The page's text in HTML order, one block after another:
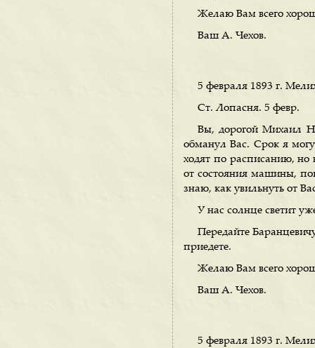
Желаю Вам всего
Ваш А. Чехов.
5 февраля 1893 г.
Ст. Лопасня. 5 февр.
Вы, дорогой Михаил
обманул Вас. Срок я могу
ходят по расписанию, но
от состояния машины,
знаю, как увильнуть от
У нас солнце светит
Передайте
приедете.
Желаю Вам всего
Ваш А. Чехов.
5 февраля 1893 г.